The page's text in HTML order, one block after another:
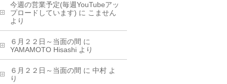
今週の営業予定(毎週YouTubeアッ
プロードしています) に こません
より
６月２２日～当面の間 に
YAMAMOTO Hisashi より
６月２２日～当面の間 に 中村 よ
り